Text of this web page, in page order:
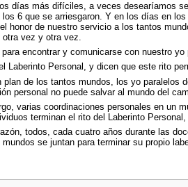
días más difíciles, a veces desearíamos
los 6 que se arriesgaron. Y en los días en
honor de nuestro servicio a los tantos
vez y otra vez.
para encontrar y comunicarse con nuestro yo
Laberinto Personal, y dicen que este rito
plan de los tantos mundos, los yo paralelos
personal no puede salvar al mundo del
varias coordinaciones personales en un
terminan el rito del Laberinto
todos, cada cuatro años durante las
mundos se juntan para terminar su propio